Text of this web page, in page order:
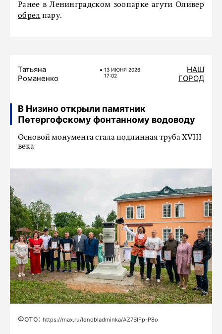
Ранее в Ленинградском зоопарке агути Оливер
обрел пару.
Татьяна
Романенко
13 ИЮНЯ 2026
17:02
НАШ
ГОРОД
В Низино открыли памятник
Петергофскому фонтанному водоводу
Основой монумента стала подлинная труба XVIII
века
Фото: https://max.ru/lenobladminka/AZ7BIFp-P8o